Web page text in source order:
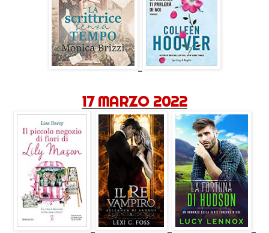
17 MARZO 2022